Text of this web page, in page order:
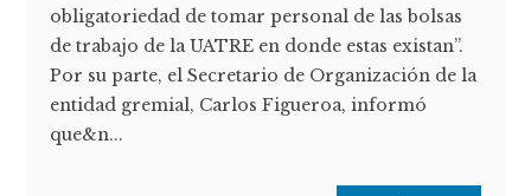
obligatoriedad de tomar personal de las bolsas
de trabajo de la UATRE en donde estas existan”.
Por su parte, el Secretario de Organización de la
entidad gremial, Carlos Figueroa, informó
que&n...